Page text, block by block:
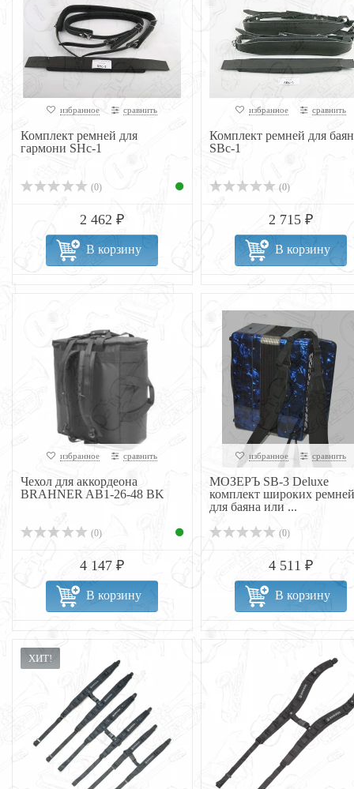
избранное сравнить
Комплект ремней для
гармони SHc-1
(0)
2 462 ₽
В корзину
избранное сравнить
Комплект ремней для
SBc-1
(0)
2 715 ₽
В корзину
избранное сравнить
Чехол для аккордеона
BRAHNER AB1-26-48 BK
(0)
4 147 ₽
В корзину
избранное сравнить
МОЗЕРЪ SB-3 Deluxe
комплект широких ремней
для баяна или ...
(0)
4 511 ₽
В корзину
ХИТ!